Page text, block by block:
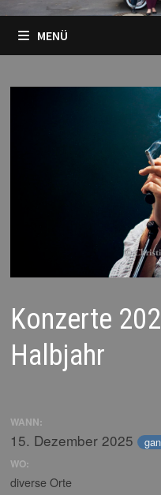
MENÜ
Konzerte
Halbjahr
WANN:
15. Dezember 2025
WO:
diverse Orte